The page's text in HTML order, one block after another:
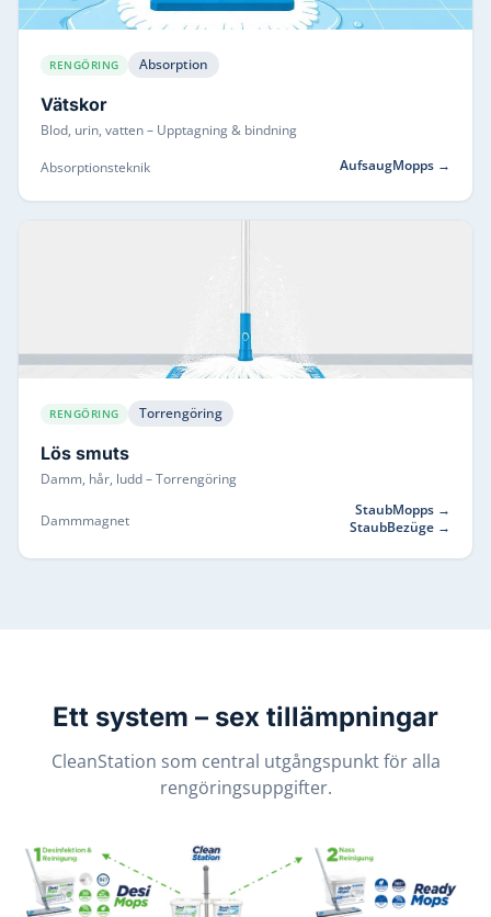
RENGÖRING Absorption
Vätskor
Blod, urin, vatten– Upptagning & bindning
Absorptionsteknik
AufsaugMopps →
RENGÖRING Torrengöring
Lös smuts
Damm, hår, ludd–Torrengöring
Dammmagnet
StaubMopps →
StaubBezüge →
Ett system – sex tillämpningar
CleanStation som central utgångspunkt för alla
rengöringsuppgifter.